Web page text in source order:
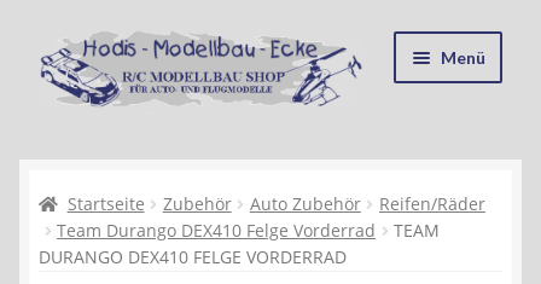
Zur
Navigation
springen
Zum
Inhalt
springen
Menü
Kasse
Mein Konto
Startseite Zubehör Auto Zubehör
Reifen/Räder
Team Durango DEX410 Felge Vorderrad
TEAM
DURANGO DEX410 FELGE VORDERRAD